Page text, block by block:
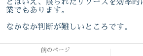
とはいえ、限られたリソースを効率
業でもあります。
なかなか判断が難しいところです。
前のページ